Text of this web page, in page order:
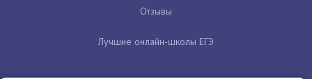
Отзывы
Лучшие онлайн-школы ЕГЭ